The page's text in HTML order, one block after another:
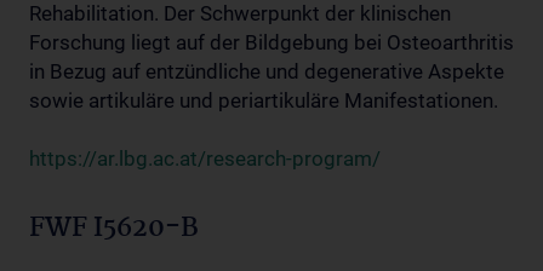
Rehabilitation. Der Schwerpunkt der klinischen
Forschung liegt auf der Bildgebung bei Osteoarthritis
in Bezug auf entzündliche und degenerative Aspekte
sowie artikuläre und periartikuläre Manifestationen.
https://ar.lbg.ac.at/research-program/
FWF I5620-B